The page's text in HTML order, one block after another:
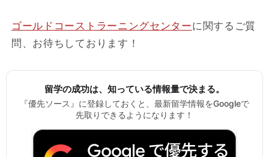
ゴールドコーストラーニングセンターに関するご質
問、お待ちしております！
留学の成功は、知っている情報量で決まる。
『優先ソース』に登録しておくと、最新留学情報をGoogleで
先取りできるようになります！